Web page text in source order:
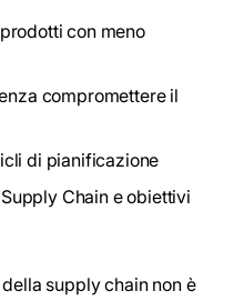
con meno
compromettere il
di pianificazione
Chain e obiettivi
supply chain non è